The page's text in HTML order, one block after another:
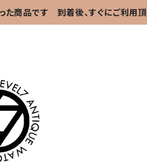
た商品です 到着後、すぐにご利用